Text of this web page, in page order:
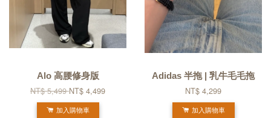
Alo 高腰修身版
NT$ 5,499NT$ 4,499
加入購物車
Adidas 半拖 | 乳牛毛毛拖
NT$ 4,299
加入購物車